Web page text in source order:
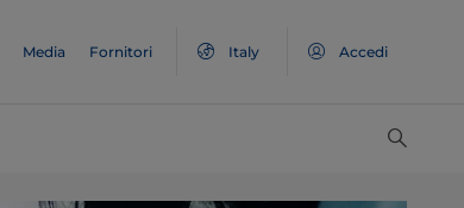
Media Fornitori Italy Accedi